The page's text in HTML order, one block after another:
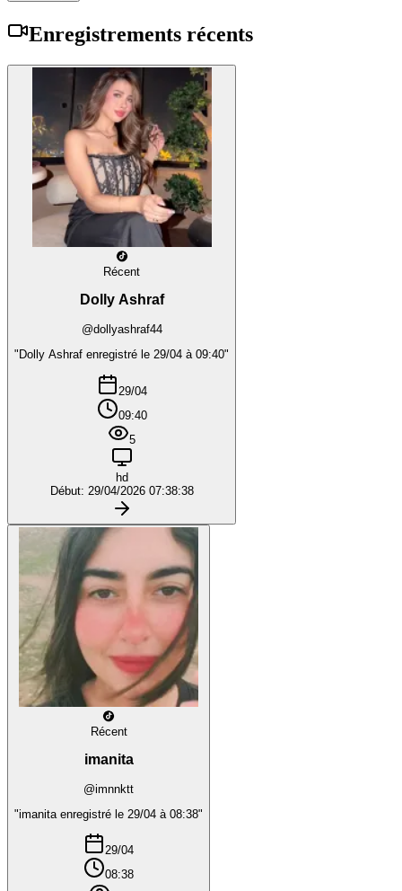
Enregistrements récents
Récent
Dolly Ashraf
@dollyashraf44
"Dolly Ashraf enregistré le 29/04 à 09:40"
29/04
09:40
5
hd
Début: 29/04/2026 07:38:38
Récent
imanita
@imnnktt
"imanita enregistré le 29/04 à 08:38"
29/04
08:38